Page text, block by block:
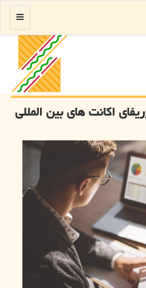
منو
اكانت های بین المللی